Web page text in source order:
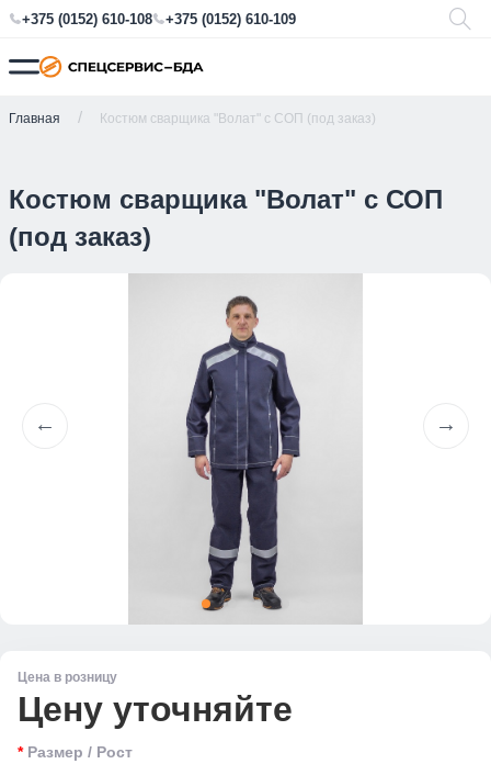
+375 (0152) 610-108 +375 (0152) 610-109
Главная Костюм сварщика "Волат" с СОП (под заказ)
Костюм сварщика "Волат" с СОП
(под заказ)
Цена в розницу
Цену уточняйте
Размер / Рост